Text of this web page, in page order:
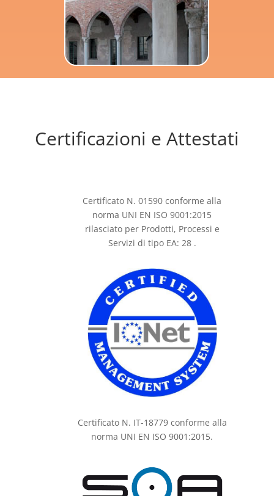
Certificazioni e Attestati
Certificato N. 01590 conforme alla
norma UNI EN ISO 9001:2015
rilasciato per Prodotti, Processi e
Servizi di tipo EA: 28 .
Certificato N. IT-18779 conforme alla
norma UNI EN ISO 9001:2015.